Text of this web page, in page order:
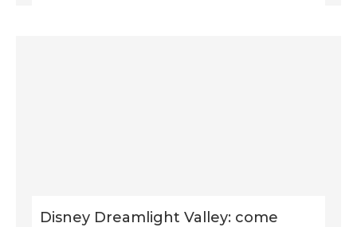
Disney Dreamlight Valley: come